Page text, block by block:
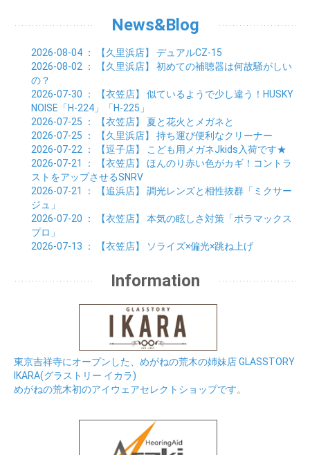
01月 (7)
02月 (3)
01月 (6)
03月 (6)
02月 (9)
01月 (11)
06月 (2)
News&Blog
2026-08-04 ： 【久里浜店】 デュアルCZ-15
2026-08-02 ： 【久里浜店】 初めての補聴器は何故騒がしい
の？
2026-07-30 ： 【衣笠店】 似ているようで少し違う！HUSKY
NOISE「H-224」「H-225」
2026-07-25 ： 【衣笠店】 夏と花火とメガネと
2026-07-25 ： 【久里浜店】 持ち運び便利なクリーナー
2026-07-22 ： 【逗子店】
こども用メガネJkids入荷です★
2026-07-21
： 【衣笠店】 ほんのり赤い色がカギ！コントラ
ストをアップさせるSNRV
2026-07-21
： 【追浜店】 調光レンズと相性抜群「ミクサー
ジュ」
2026-07-20 ： 【衣笠店】 本気の眩しさ対策「ポラマックス
プロ」
2026-07-13 ： 【衣笠店】 ソライズ×偏光×跳ね上げ
Information
東京吉祥寺にオープンした、めがねの荒木の姉妹店 GLASSTORY
IKARA(グラストリー イカラ)
めがねの荒木初のアイウェアセレクトショップです。